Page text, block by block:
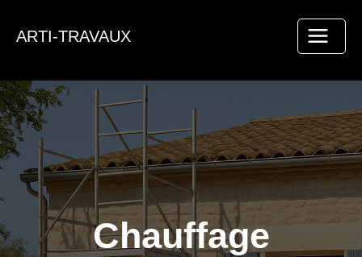
ARTI-TRAVAUX
Chauffage